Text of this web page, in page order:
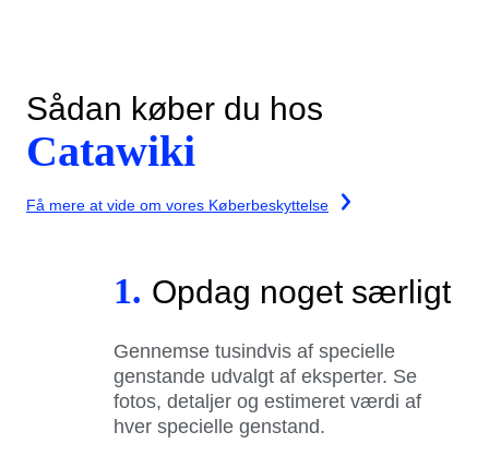
Sådan køber du hos
Catawiki
Få mere at vide om vores Køberbeskyttelse
1. Opdag noget særligt
Gennemse tusindvis af specielle
genstande udvalgt af eksperter. Se
fotos, detaljer og estimeret værdi af
hver specielle genstand.